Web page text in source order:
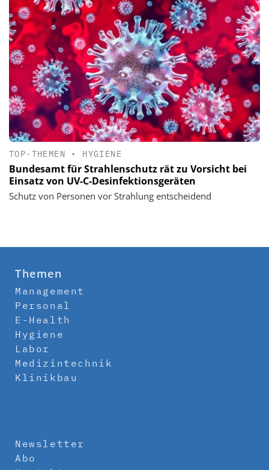
TOP-THEMEN • HYGIENE
Bundesamt für Strahlenschutz rät zu Vorsicht bei
Einsatz von UV-C-Desinfektionsgeräten
Schutz von Personen vor Strahlung entscheidend
Themen
Management
Personal
E-Health
Hygiene
Labor
Medizintechnik
Klinikbau
Newsletter
Abo